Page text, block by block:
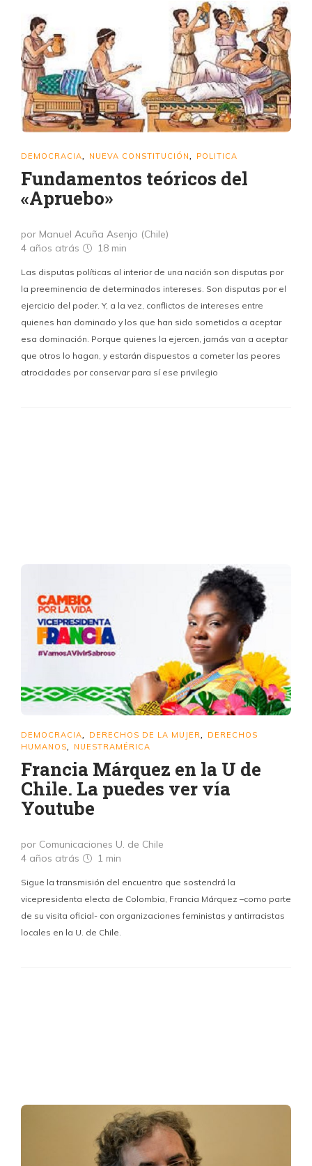
DEMOCRACIA NUEVA CONSTITUCIÓN POLITICA
Fundamentos teóricos del
«Apruebo»
por Manuel Acuña Asenjo (Chile)
4 años atrás
18 min
Las disputas políticas al interior de una nación son disputas por
la preeminencia de determinados intereses. Son disputas por el
ejercicio del poder. Y, a la vez, conflictos de intereses entre
quienes han dominado y los que han sido sometidos a aceptar
esa dominación. Porque quienes la ejercen, jamás van a aceptar
que otros lo hagan, y estarán dispuestos a cometer las peores
atrocidades por conservar para sí ese privilegio
DEMOCRACIA DERECHOS DE LA MUJER
DERECHOS
HUMANOS
NUESTRAMÉRICA
Francia Márquez en la U de
Chile. La puedes ver vía
Youtube
por Comunicaciones U. de Chile
4 años atrás
1 min
Sigue la transmisión del encuentro que sostendrá la
vicepresidenta electa de Colombia, Francia Márquez –como parte
de su visita oficial- con organizaciones feministas y antirracistas
locales en la U. de Chile.